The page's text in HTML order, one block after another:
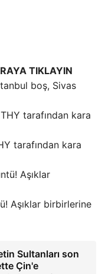
TIKLAYIN
boş, Sivas
tarafından kara
Aşıklar birbirlerine
Sultanları son
Çin'e